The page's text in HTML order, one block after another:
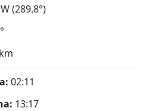
(289.8°)
km
02:11
13:17